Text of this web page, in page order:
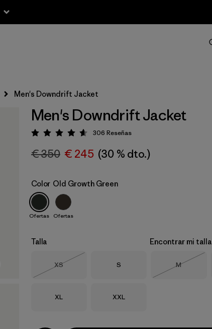
Men's Downdrift Jacket
Men's Downdrift Jacket
Puntuación: 4.6 / 5
306 Reseñas
€ 350 € 245 (30 % dto.)
Color Old Growth Green
Ofertas Ofertas
Talla Encontrar mi talla
Talla
XS
Talla
S Talla
M
Talla
XL Talla
XXL